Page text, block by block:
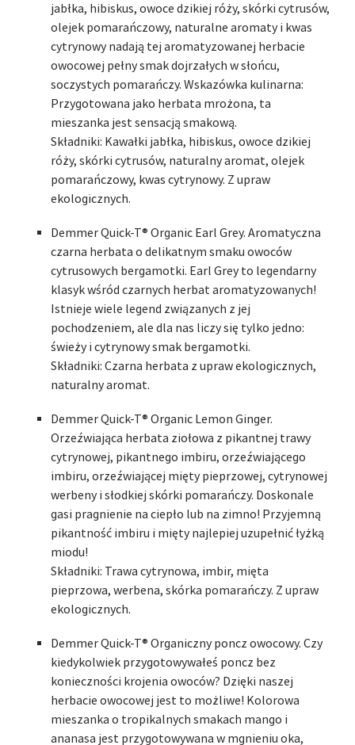
jabłka, hibiskus, owoce dzikiej róży, skórki cytrusów,
olejek pomarańczowy, naturalne aromaty i kwas
cytrynowy nadają tej aromatyzowanej herbacie
owocowej pełny smak dojrzałych w słońcu,
soczystych pomarańczy. Wskazówka kulinarna:
Przygotowana jako herbata mrożona, ta
mieszanka jest sensacją smakową.
Składniki: Kawałki jabłka, hibiskus, owoce dzikiej
róży, skórki cytrusów, naturalny aromat, olejek
pomarańczowy, kwas cytrynowy. Z upraw
ekologicznych.
Demmer Quick-T® Organic Earl Grey. Aromatyczna
czarna herbata o delikatnym smaku owoców
cytrusowych bergamotki. Earl Grey to legendarny
klasyk wśród czarnych herbat aromatyzowanych!
Istnieje wiele legend związanych z jej
pochodzeniem, ale dla nas liczy się tylko jedno:
świeży i cytrynowy smak bergamotki.
Składniki: Czarna herbata z upraw ekologicznych,
naturalny aromat.
Demmer Quick-T® Organic Lemon Ginger.
Orzeźwiająca herbata ziołowa z pikantnej trawy
cytrynowej, pikantnego imbiru, orzeźwiającego
imbiru, orzeźwiającej mięty pieprzowej, cytrynowej
werbeny i słodkiej skórki pomarańczy. Doskonale
gasi pragnienie na ciepło lub na zimno! Przyjemną
pikantność imbiru i mięty najlepiej uzupełnić łyżką
miodu!
Składniki: Trawa cytrynowa, imbir, mięta
pieprzowa, werbena, skórka pomarańczy. Z upraw
ekologicznych.
Demmer Quick-T® Organiczny poncz owocowy. Czy
kiedykolwiek przygotowywałeś poncz bez
konieczności krojenia owoców? Dzięki naszej
herbacie owocowej jest to możliwe! Kolorowa
mieszanka o tropikalnych smakach mango i
ananasa jest przygotowywana w mgnieniu oka,